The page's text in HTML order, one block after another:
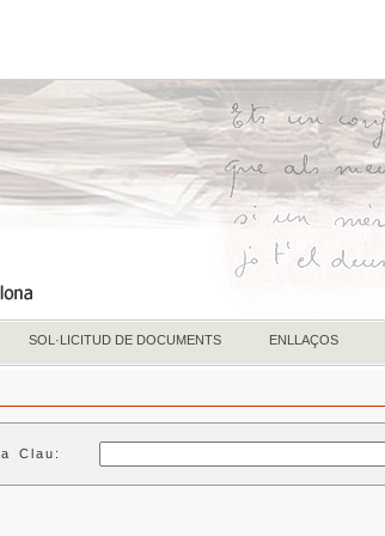
SOL·LICITUD DE DOCUMENTS ENLLAÇOS
Clau: